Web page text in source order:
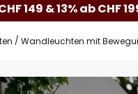
149 & 13% ab CHF
Wandleuchten mit